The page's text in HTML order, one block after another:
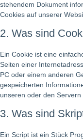
stehendem Dokument
Cookies auf unserer
2. Was sind
Ein Cookie ist eine
Seiten einer
PC oder einem anderen
gespeicherten
unseren oder den
3. Was sind
Ein Script ist ein Stück